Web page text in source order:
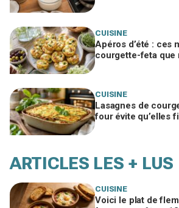
CUISINE
Apéros d’été : ces
courgette-feta que
CUISINE
Lasagnes de
four évite qu’elles
ARTICLES LES + LUS
CUISINE
Voici le plat de